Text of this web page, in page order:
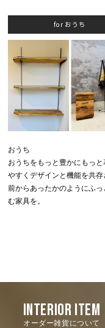
for おうち
おうち
おうちをもっと豊かにもっと
やすくデザインと機能を共存
前からあったかのようにふっ
む家具を。
INTERIOR ITEM
オーダー雑貨について